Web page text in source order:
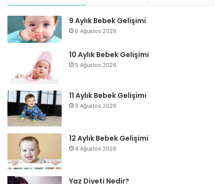
9 Aylık Bebek Gelişimi
6 Ağustos 2026
10 Aylık Bebek Gelişimi
5 Ağustos 2026
11 Aylık Bebek Gelişimi
5 Ağustos 2026
12 Aylık Bebek Gelişimi
4 Ağustos 2026
Yaz Diyeti Nedir?